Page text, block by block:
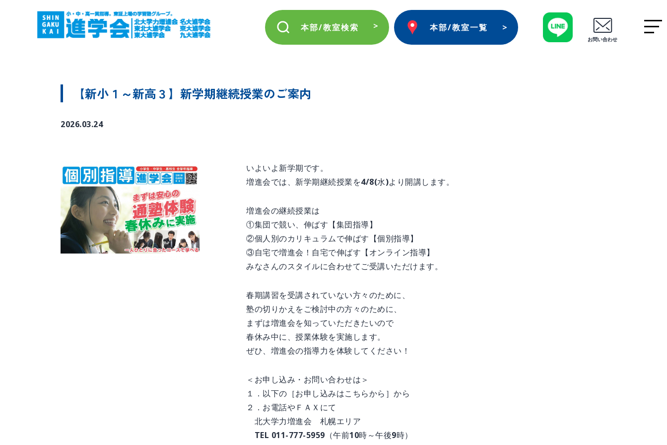
本部/教室検索 本部/教室一覧
お問い合わせ
【新小１～新高３】新学期継続授業のご案内
2026.03.24
いよいよ新学期です。
増進会では、新学期継続授業を4/8(水)より開講します。
増進会の継続授業は
①集団で競い、伸ばす【集団指導】
②個人別のカリキュラムで伸ばす【個別指導】
③自宅で増進会！自宅で伸ばす【オンライン指導】
みなさんのスタイルに合わせてご受講いただけます。
春期講習を受講されていない方々のために、
塾の切りかえをご検討中の方々のために、
まずは増進会を知っていただきたいので
春休み中に、授業体験を実施します。
ぜひ、増進会の指導力を体験してください！
＜お申し込み・お問い合わせは＞
１．以下の［お申し込みはこちらから］から
２．お電話やＦＡＸにて
北大学力増進会 札幌エリア
TEL 011-777-5959（午前10時～午後9時）